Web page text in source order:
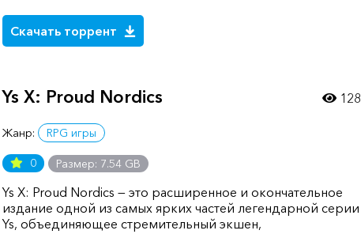
Скачать торрент
Ys X: Proud Nordics
Жанр: RPG игры
0 Размер: 7.54 GB
Ys X: Proud Nordics — это расширенное и окончательное
издание одной из самых ярких частей легендарной серии
Ys, объединяющее стремительный экшен,
128